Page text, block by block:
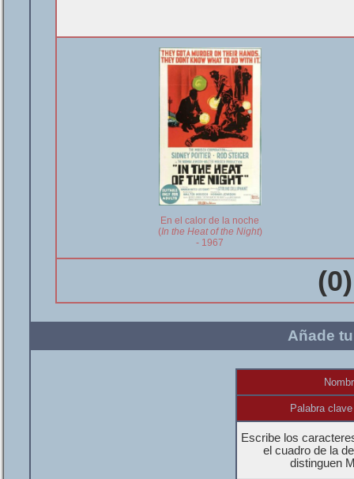
En el calor de la noche
(In the Heat of the Night)
- 1967
Añade
Palabra
Escribe los
el cuadro de la
distinguen